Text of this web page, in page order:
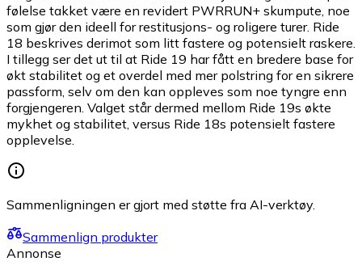
følelse takket være en revidert PWRRUN+ skumpute, noe
som gjør den ideell for restitusjons- og roligere turer. Ride
18 beskrives derimot som litt fastere og potensielt raskere.
I tillegg ser det ut til at Ride 19 har fått en bredere base for
økt stabilitet og et overdel med mer polstring for en sikrere
passform, selv om den kan oppleves som noe tyngre enn
forgjengeren. Valget står dermed mellom Ride 19s økte
mykhet og stabilitet, versus Ride 18s potensielt fastere
opplevelse.
Sammenligningen er gjort med støtte fra AI-verktøy.
Sammenlign produkter
Annonse